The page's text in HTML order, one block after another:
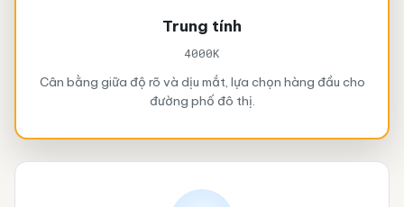
Trung tính
4000K
Cân bằng giữa độ rõ và dịu mắt, lựa chọn hàng đầu cho
đường phố đô thị.